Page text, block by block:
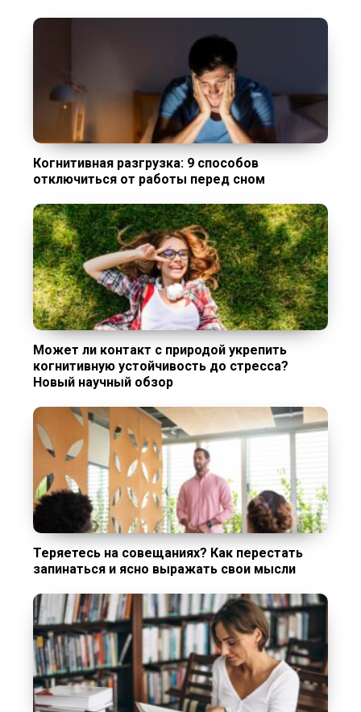
Когнитивная разгрузка: 9 способов
отключиться от работы перед сном
Может ли контакт с природой укрепить
когнитивную устойчивость до стресса?
Новый научный обзор
Теряетесь на совещаниях? Как перестать
запинаться и ясно выражать свои мысли